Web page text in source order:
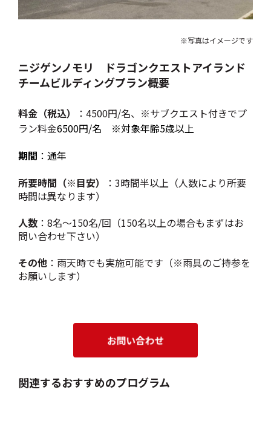
※写真はイメージです
ニジゲンノモリ ドラゴンクエストアイランド
チームビルディングプラン概要
料金（税込）
：4500円/名、※サブクエスト付きでプ
ラン料金6500円/名 ※対象年齢5歳以上
期間 ：通年
所要時間（※目安）
：3時間半以上（人数により所要
時間は異なります）
人数 ：8名～150名/回（150名以上の場合もまずはお
問い合わせ下さい）
その他 ：雨天時でも実施可能です（※雨具のご持参を
お願いします）
関連するおすすめのプログラム